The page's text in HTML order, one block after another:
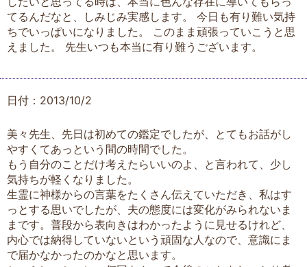
てるんだなと、しみじみ実感します。 今日も有り難い気持
ちでいっぱいになりました。 このまま頑張っていこうと思
えました。 先生いつも本当に有り難うございます。
日付：2013/10/2
美々先生、先日は初めての鑑定でしたが、とてもお話がし
やすくてあっという間の時間でした。
もう自分のことだけ考えたらいいのよ、と言われて、少し
気持ちが軽くなりました。
生霊に神様からの言葉をたくさん伝えていただき、私はす
っとする思いでしたが、夫の態度には変化がみられないま
まです。普段から表向きはわかったように見せるけれど、
内心では納得していないという頑固な人なので、意識にま
で届かなかったのかなと思います。